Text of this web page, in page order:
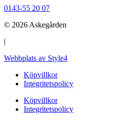
0143-55 20 07
© 2026 Askegården
|
Webbplats av Style4
Köpvillkor
Integritetspolicy
Köpvillkor
Integritetspolicy